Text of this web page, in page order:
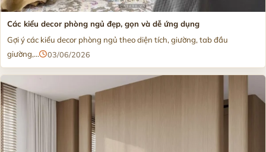
Các kiểu decor phòng ngủ đẹp, gọn và dễ ứng dụng
Gợi ý các kiểu decor phòng ngủ theo diện tích, giường, tab đầu
giường,...
03/06/2026